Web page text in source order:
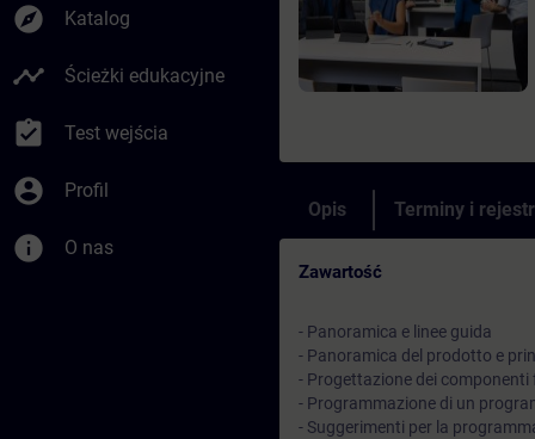
explore Katalog
timeline Ścieżki edukacyjne
assignment_turned_in Test wejścia
account_circle Profil
info O nas
Opis Terminy i
Zawartość
- Panoramica e linee guida
- Panoramica del prodotto e
- Progettazione dei componenti
- Programmazione di un
- Suggerimenti per la